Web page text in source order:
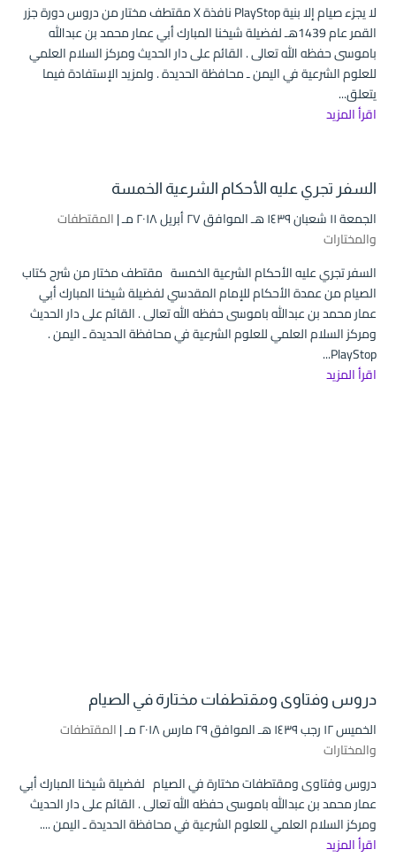
لا يجزء صيام إلا بنية PlayStop نافذة X مقتطف مختار من دروس دورة جزر
القمر عام 1439هـ لفضيلة شيخنا المبارك أبي عمار محمد بن عبدالله
باموسى حفظه الله تعالى . القائم على دار الحديث ومركز السلام العلمي
للعلوم الشرعية في اليمن ـ محافظة الحديدة . ولمزيد الإستفادة فيما
يتعلق...
اقرأ المزيد
السفر تجري عليه الأحكام الشرعية الخمسة
الجمعة ۱۱ شعبان ۱٤۳۹ هـ الموافق ۲۷ أبريل ۲۰۱۸ مـ |
المقتطفات
والمختارات
السفر تجري عليه الأحكام الشرعية الخمسة مقتطف مختار من شرح كتاب
الصيام من عمدة الأحكام للإمام المقدسي لفضيلة شيخنا المبارك أبي
عمار محمد بن عبدالله باموسى حفظه الله تعالى . القائم على دار الحديث
ومركز السلام العلمي للعلوم الشرعية في محافظة الحديدة ـ اليمن .
PlayStop...
اقرأ المزيد
دروس وفتاوى ومقتطفات مختارة في الصيام
الخميس ۱۲ رجب ۱٤۳۹ هـ الموافق ۲۹ مارس ۲۰۱۸ مـ |
المقتطفات
والمختارات
دروس وفتاوى ومقتطفات مختارة في الصيام لفضيلة شيخنا المبارك أبي
عمار محمد بن عبدالله باموسى حفظه الله تعالى . القائم على دار الحديث
ومركز السلام العلمي للعلوم الشرعية في محافظة الحديدة ـ اليمن ....
اقرأ المزيد